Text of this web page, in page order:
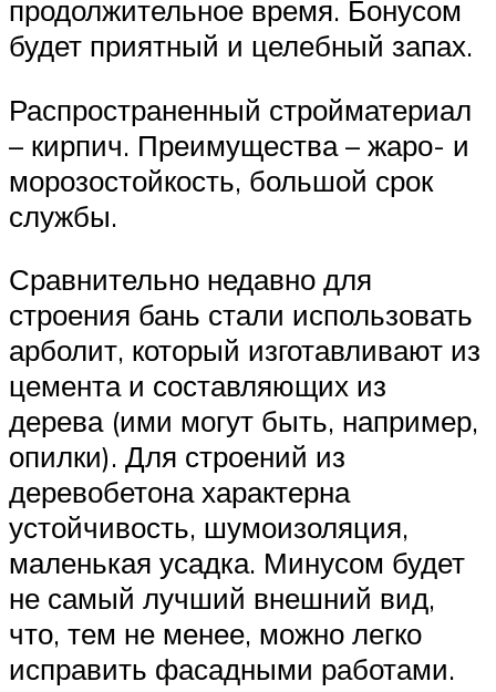
продолжительное время. Бонусом
будет приятный и целебный запах.
Распространенный стройматериал
– кирпич. Преимущества – жаро- и
морозостойкость, большой срок
службы.
Сравнительно недавно для
строения бань стали использовать
арболит, который изготавливают из
цемента и составляющих из
дерева (ими могут быть, например,
опилки). Для строений из
деревобетона характерна
устойчивость, шумоизоляция,
маленькая усадка. Минусом будет
не самый лучший внешний вид,
что, тем не менее, можно легко
исправить фасадными работами.